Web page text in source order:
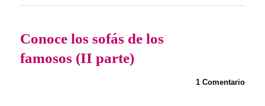
Conoce los sofás de los
famosos (II parte)
1 Comentario